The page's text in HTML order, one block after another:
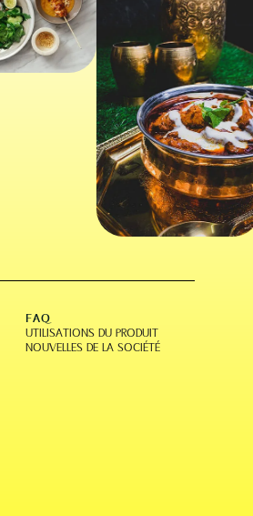
FAQ
UTILISATIONS DU PRODUIT
NOUVELLES DE LA SOCIÉTÉ